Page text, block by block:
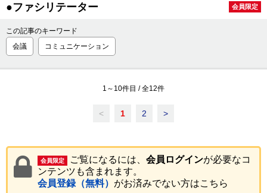
会員限定
●ファシリテーター
この記事のキーワード
会議
コミュニケーション
1 ～ 10件目 / 全12件
< 1 2 >
会員限定 ご覧になるには、 会員ログインが必要なコ
ンテンツも含まれます。
会員登録（無料） がお済みでない方はこちら